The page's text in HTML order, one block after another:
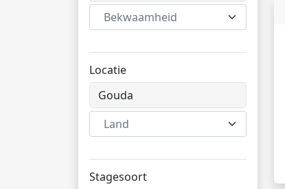
Bekwaamheid
Locatie
Land
Stagesoort